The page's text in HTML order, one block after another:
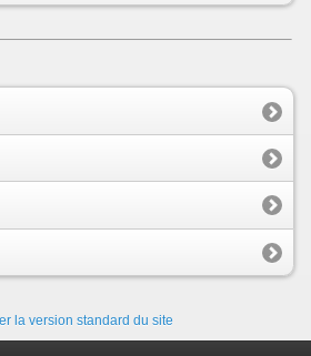
la version standard du site